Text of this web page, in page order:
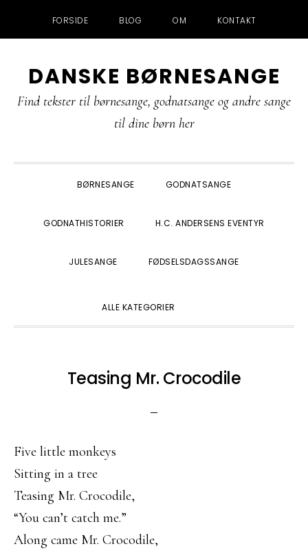
FORSIDE BLOG OM KONTAKT
direkte
til
indhold
direkte
til
direkte
til
DANSKE BØRNESANGE
Find tekster til børnesange, godnatsange og andre sange
til dine børn her
BØRNESANGE GODNATSANGE
GODNATHISTORIER H.C. ANDERSENS EVENTYR
JULESANGE FØDSELSDAGSSANGE
ALLE KATEGORIER
Teasing Mr. Crocodile
Five little monkeys
Sitting in a tree
Teasing Mr. Crocodile,
“You can’t catch me.”
Along came Mr. Crocodile,